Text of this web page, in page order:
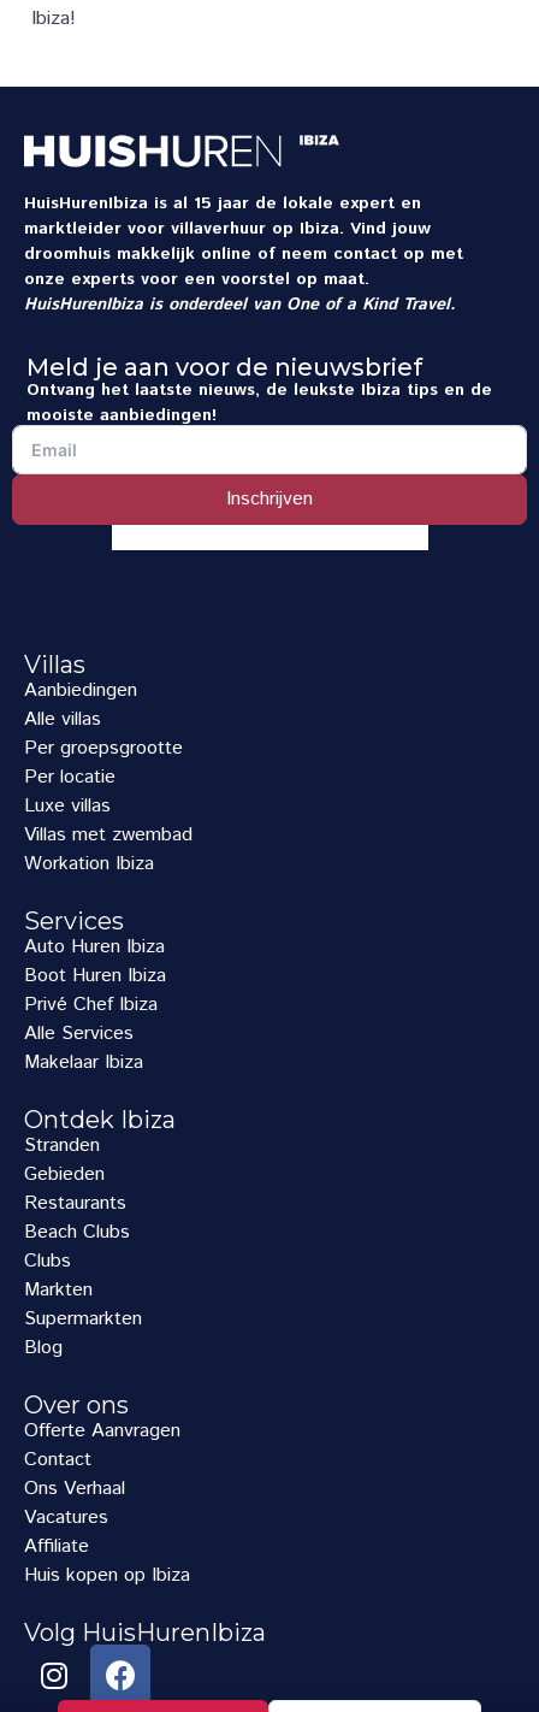
Ibiza!
HuisHurenIbiza is al 15 jaar de lokale expert en
marktleider voor villaverhuur op Ibiza. Vind jouw
droomhuis makkelijk online of neem contact op met
onze experts voor een voorstel op maat.
HuisHurenIbiza is onderdeel van One of a Kind Travel.
Meld je aan voor de nieuwsbrief
Ontvang het laatste nieuws, de leukste Ibiza tips en de
mooiste aanbiedingen!
Inschrijven
Villas
Aanbiedingen
Alle villas
Per groepsgrootte
Per locatie
Luxe villas
Villas met zwembad
Workation Ibiza
Services
Auto Huren Ibiza
Boot Huren Ibiza
Privé Chef Ibiza
Alle Services
Makelaar Ibiza
Ontdek Ibiza
Stranden
Gebieden
Restaurants
Beach Clubs
Clubs
Markten
Supermarkten
Blog
Over ons
Offerte Aanvragen
Contact
Ons Verhaal
Vacatures
Affiliate
Huis kopen op Ibiza
Volg HuisHurenIbiza